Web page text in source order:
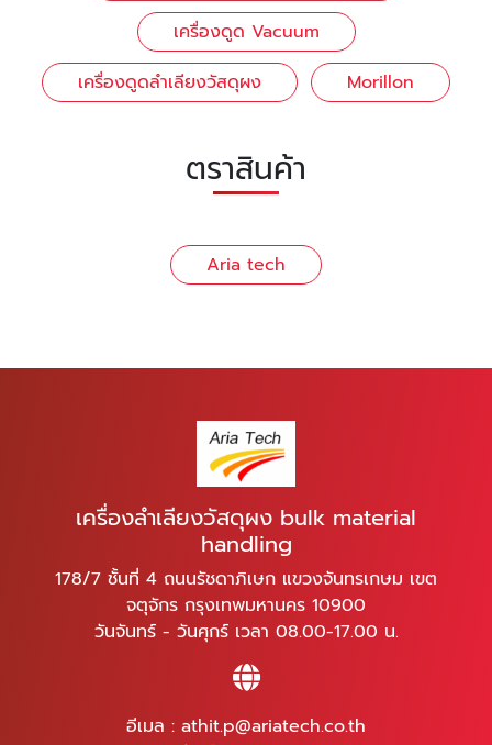
เครื่องดูด Vacuum
เครื่องดูดลำเลียงวัสดุผง
Morillon
ตราสินค้า
Aria tech
เครื่องลำเลียงวัสดุผง bulk material
handling
178/7 ชั้นที่ 4 ถนนรัชดาภิเษก แขวงจันทรเกษม เขต
จตุจักร กรุงเทพมหานคร 10900
วันจันทร์ - วันศุกร์ เวลา 08.00-17.00 น.
อีเมล : athit.p@ariatech.co.th